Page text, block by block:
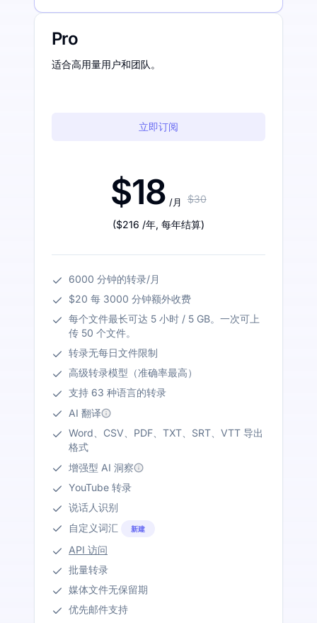
Pro
适合高用量用户和团队。
立即订阅
$18 /月 $30
($216 /年, 每年结算)
6000 分钟的转录/月
$20 每 3000 分钟额外收费
每个文件最长可达 5 小时 / 5 GB。一次可上
传 50 个文件。
转录无每日文件限制
高级转录模型（准确率最高）
支持 63 种语言的转录
AI 翻译
Word、CSV、PDF、TXT、SRT、VTT 导出
格式
增强型 AI 洞察
YouTube 转录
说话人识别
自定义词汇
新建
API 访问
批量转录
媒体文件无保留期
优先邮件支持